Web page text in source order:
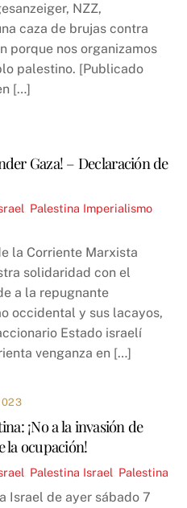
NZZ,
caza de brujas contra
porque nos organizamos
palestino. [Publicado
[…]
Gaza! – Declaración de
Palestina Imperialismo
la Corriente Marxista
solidaridad con el
a la repugnante
occidental y sus lacayos,
Estado israelí
venganza en […]
¡No a la invasión de
la ocupación!
Palestina Israel Palestina
Israel de ayer sábado 7